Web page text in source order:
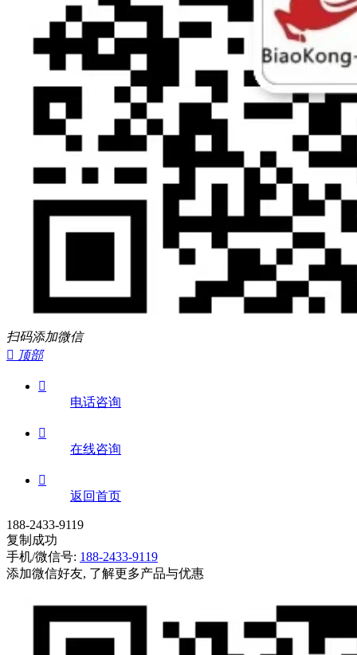
扫码添加微信
 顶部

电话咨询

在线咨询

返回首页
188-2433-9119
复制成功
手机/微信号: 188-2433-9119
添加微信好友, 了解更多产品与优惠